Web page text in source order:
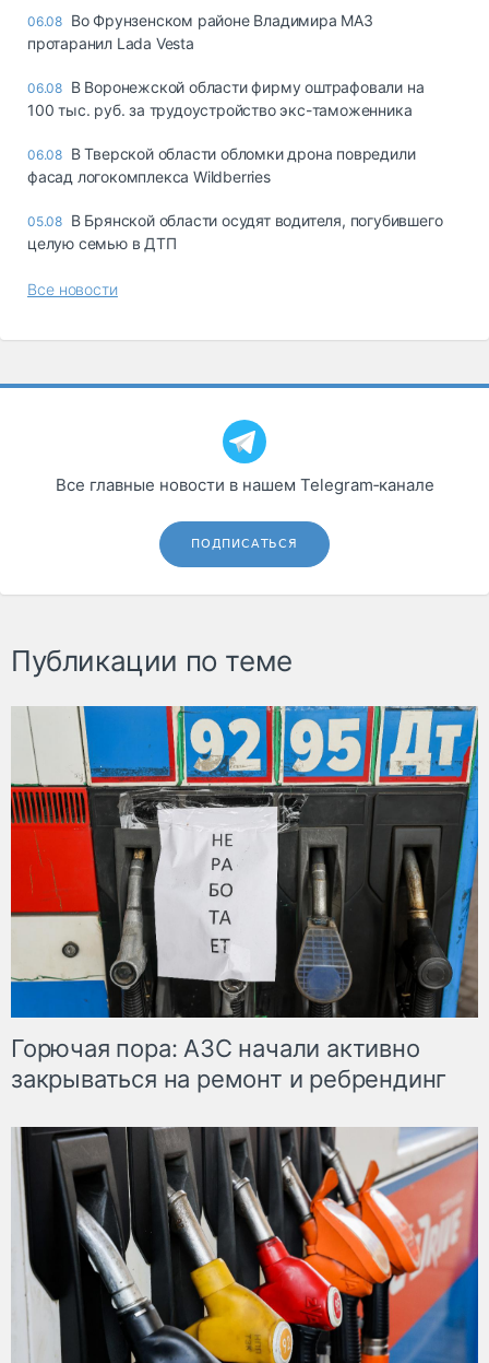
06.08 Во Фрунзенском районе Владимира МАЗ
протаранил Lada Vesta
06.08 В Воронежской области фирму оштрафовали на
100 тыс. руб. за трудоустройство экс-таможенника
06.08 В Тверской области обломки дрона повредили
фасад логокомплекса Wildberries
05.08 В Брянской области осудят водителя, погубившего
целую семью в ДТП
Все новости
Все главные новости в нашем Telegram‑канале
ПОДПИСАТЬСЯ
Публикации по теме
Горючая пора: АЗС начали активно
закрываться на ремонт и ребрендинг